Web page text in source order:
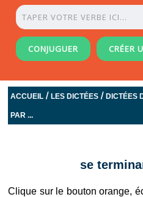
CONJUGUER CRÉER
ACCUEIL /LES DICTÉES /DICTÉES
PAR ...
se
Clique sur le bouton orange,